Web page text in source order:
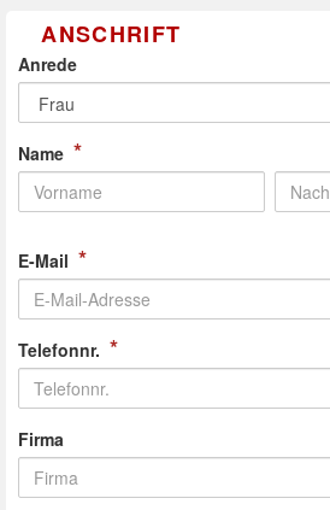
ANSCHRIFT
Anrede
Name *
E-Mail *
Telefonnr. *
Firma